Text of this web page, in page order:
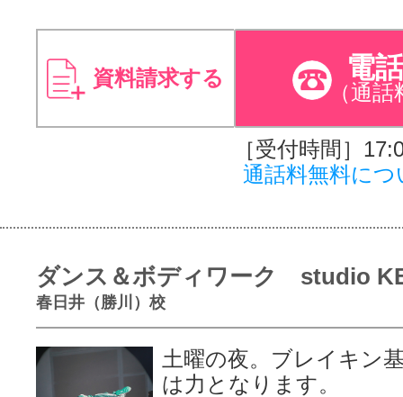
資料請求する 電
（通話
［受付時間］
通話料無料につ
ダンス＆ボディワーク studio
春日井（勝川）校
土曜の夜。ブレイキン
は力となります。